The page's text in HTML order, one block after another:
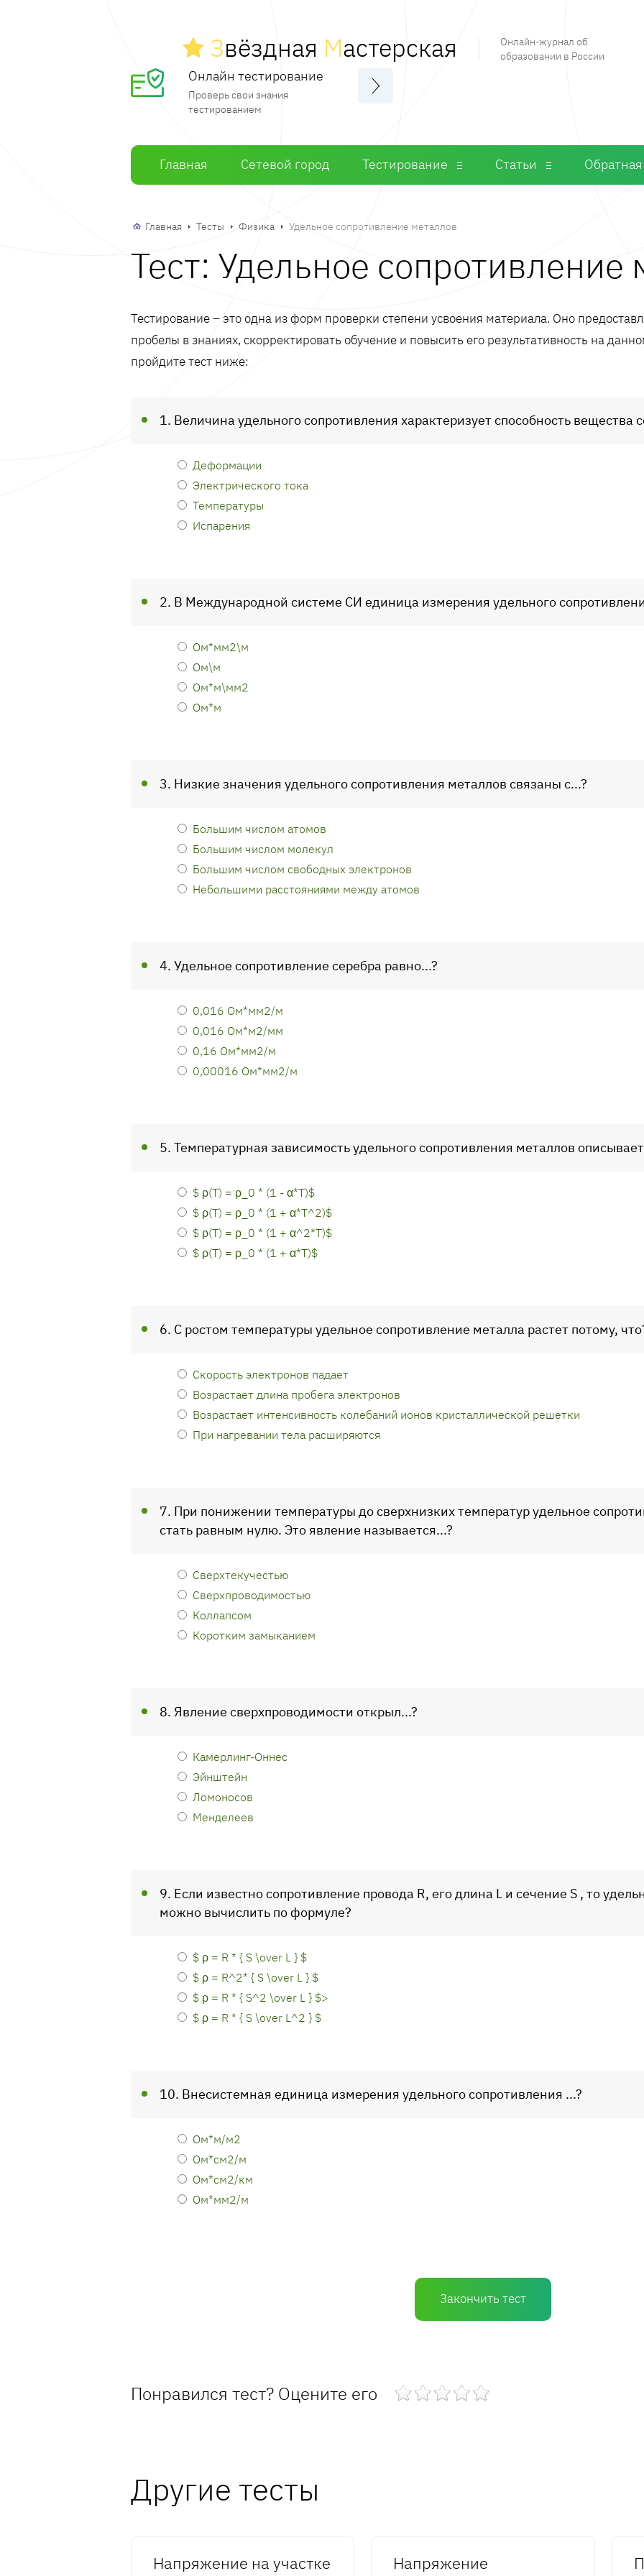
Звёздная Мастерская
Онлайн-журнал об
образовании в России
Онлайн тестирование
Проверь свои знания
тестированием
Главная Сетевой город Тестирование Статьи
Главная Тесты Физика Удельное сопротивление металлов
Тест: Удельное сопротивление
Тестирование – это одна из форм проверки степени усвоения материала. Оно
пробелы в знаниях, скорректировать обучение и повысить его результативность на
пройдите тест ниже:
1. Величина удельного сопротивления характеризует способность вещества
Деформации
Электрического тока
Температуры
Испарения
2. В Международной системе СИ единица измерения удельного
Ом*мм2\м
Ом\м
Ом*м\мм2
Ом*м
3. Низкие значения удельного сопротивления металлов связаны с...?
Большим числом атомов
Большим числом молекул
Большим числом свободных электронов
Небольшими расстояниями между атомов
4. Удельное сопротивление серебра равно...?
0,016 Ом*мм2/м
0,016 Ом*м2/мм
0,16 Ом*мм2/м
0,00016 Ом*мм2/м
5. Температурная зависимость удельного сопротивления металлов
$ ρ(Т) = ρ_0 * (1 - α*T)$
$ ρ(Т) = ρ_0 * (1 + α*T^2)$
$ ρ(Т) = ρ_0 * (1 + α^2*T)$
$ ρ(Т) = ρ_0 * (1 + α*T)$
6. С ростом температуры удельное сопротивление металла растет потому,
Скорость электронов падает
Возрастает длина пробега электронов
Возрастает интенсивность колебаний ионов кристаллической решетки
При нагревании тела расширяются
7. При понижении температуры до сверхнизких температур удельное
стать равным нулю. Это явление называется...?
Сверхтекучестью
Сверхпроводимостью
Коллапсом
Коротким замыканием
8. Явление сверхпроводимости открыл...?
Камерлинг-Оннес
Эйнштейн
Ломоносов
Менделеев
9. Если известно сопротивление провода R, его длина L и сечение S , то
можно вычислить по формуле?
$ ρ = R * { S \over L } $
$ ρ = R^2* { S \over L } $
$ ρ = R * { S^2 \over L } $>
$ ρ = R * { S \over L^2 } $
10. Внесистемная единица измерения удельного сопротивления ...?
Ом*м/м2
Ом*см2/м
Ом*см2/км
Ом*мм2/м
Закончить тест
Понравился тест? Оцените его
Другие тесты
Напряжение на участке
Напряжение